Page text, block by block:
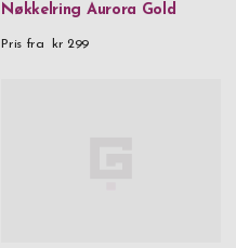
Nøkkelring Aurora Gold
Pris fra kr 299